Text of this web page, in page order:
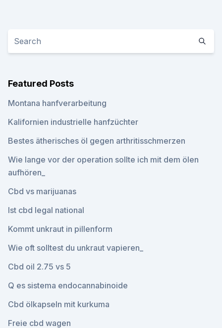
Featured Posts
Montana hanfverarbeitung
Kalifornien industrielle hanfzüchter
Bestes ätherisches öl gegen arthritisschmerzen
Wie lange vor der operation sollte ich mit dem ölen
aufhören_
Cbd vs marijuanas
Ist cbd legal national
Kommt unkraut in pillenform
Wie oft solltest du unkraut vapieren_
Cbd oil 2.75 vs 5
Q es sistema endocannabinoide
Cbd ölkapseln mit kurkuma
Freie cbd wagen